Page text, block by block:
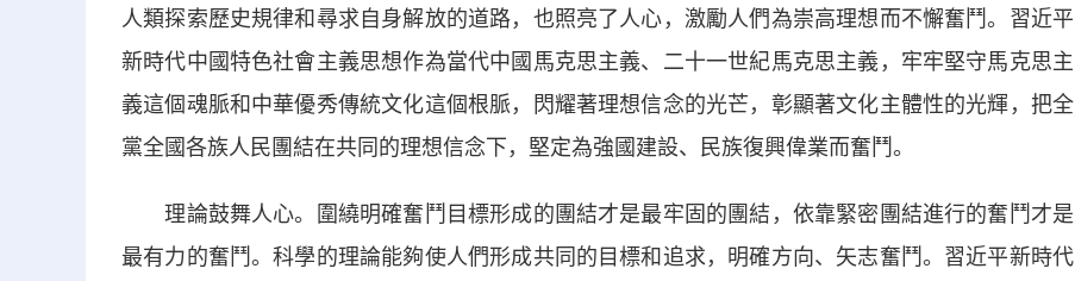
人類探索歷史規律和尋求自身解放的道路，也照亮了人心，激勵人們為崇高理想而不懈奮鬥。習近平
新時代中國特色社會主義思想作為當代中國馬克思主義、二十一世紀馬克思主義，牢牢堅守馬克思主
義這個魂脈和中華優秀傳統文化這個根脈，閃耀著理想信念的光芒，彰顯著文化主體性的光輝，把全
黨全國各族人民團結在共同的理想信念下，堅定為強國建設、民族復興偉業而奮鬥。
理論鼓舞人心。圍繞明確奮鬥目標形成的團結才是最牢固的團結，依靠緊密團結進行的奮鬥才是
最有力的奮鬥。科學的理論能夠使人們形成共同的目標和追求，明確方向、矢志奮鬥。習近平新時代